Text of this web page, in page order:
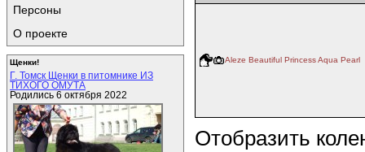
Персоны
О проекте
Щенки!
Г. Томск Щенки в питомнике ИЗ
ТИХОГО ОМУТА
Родились 6 октября 2022
Aleze Beautiful Princess Aqua Pearl
Отобразить